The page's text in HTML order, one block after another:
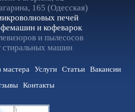
165 (Одесская)
печей
и кофеварок
и пылесосов
стиральных машин
мастера Услуги Статьи
Вакансии
Контакты